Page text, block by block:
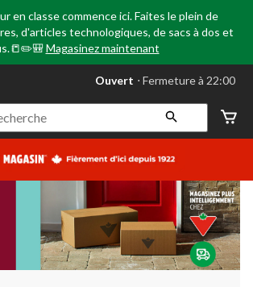
en classe commence ici. Faites le plein de
d'articles technologiques, de sacs à dos et
Magasinez maintenant
votre
préféré
Leduc,
AB,
courament
Fermeture
à
22:00
cliquer
pour
changer
Ouvert ⋅ Fermeture à 22:00